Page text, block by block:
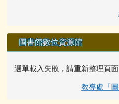
圖書館數位資源館
選單載入失敗，請重新整理頁面
教導處「